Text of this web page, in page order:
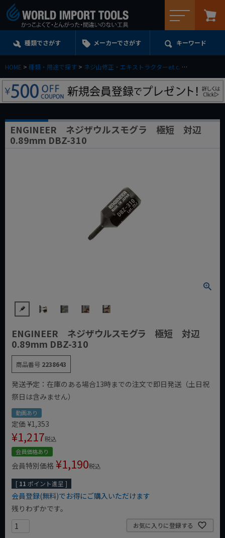
種類でさがす メーカーでさがす キーワード
HOME 種類・用途で探す ネジ山修正・エキストラクターe.t.c.
ENGINEER ネジザウルスモグラ 極短 対辺
0.89mm DBZ-310
ENGINEER ネジザウルスモグラ 極短 対辺
0.89mm DBZ-310
商品番号 2238643
発送予定：在庫のある場合13時までの注文で即日発送（土日祝
祭日は含みません）
動画あり
定価 ¥1,353
¥1,217税込
会員価格あり
会員特別価格 ¥1,190税込
[ 11 ポイント進呈 ]
会員登録(無料)でお得にご購入いただけます
残りわずかです。
お気に入りに登録する